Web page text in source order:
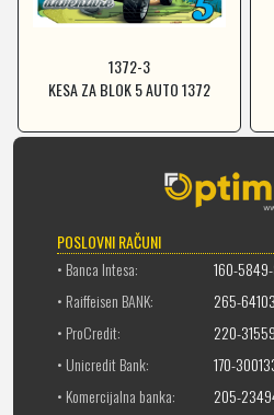
1372-3
KESA ZA BLOK 5 AUTO 1372
POSLOVNI RAČUNI
• Banca Intesa:
160-
• Raiffeisen BANK:
265-
• ProCredit:
220-
• Unicredit Bank:
170-
• Komercijalna banka:
205-